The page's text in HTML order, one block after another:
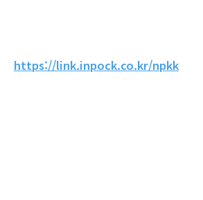
https://link.inpock.co.kr/npkk